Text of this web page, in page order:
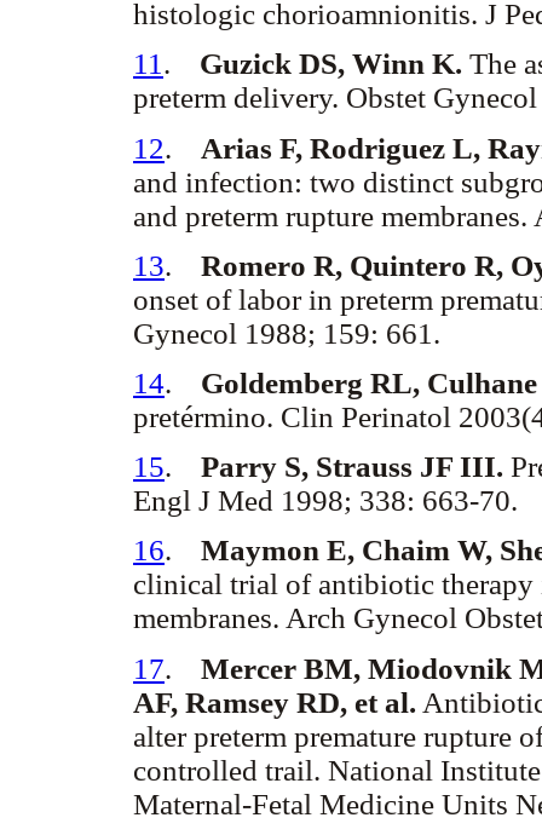
histologic chorioamnionitis. J
11. Guzick DS, Winn K. The
preterm delivery. Obstet
12. Arias F, Rodriguez L,
and infection: two distinct
and preterm rupture
13. Romero R, Quintero R,
onset of labor in preterm
Gynecol 1988; 159: 661.
14. Goldemberg RL,
pretérmino. Clin Perinatol
15. Parry S, Strauss JF III.
Engl J Med 1998; 338: 663-70.
16. Maymon E, Chaim W,
clinical trial of antibiotic therapy
membranes. Arch Gynecol
17. Mercer BM, Miodovnik
AF, Ramsey RD, et al.
alter preterm premature rupture
controlled trail. National
Maternal-Fetal Medicine Units